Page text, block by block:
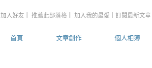
首頁 文章創作 個人相簿
加入好友 推薦此部落格 加入我的最愛 訂閱最新文章